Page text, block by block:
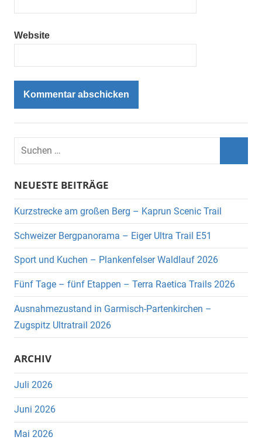
Website
Suchen
NEUESTE BEITRÄGE
Kurzstrecke am großen Berg – Kaprun Scenic Trail
Schweizer Bergpanorama – Eiger Ultra Trail E51
Sport und Kuchen – Plankenfelser Waldlauf 2026
Fünf Tage – fünf Etappen – Terra Raetica Trails 2026
Ausnahmezustand in Garmisch-Partenkirchen –
Zugspitz Ultratrail 2026
ARCHIV
Juli 2026
Juni 2026
Mai 2026